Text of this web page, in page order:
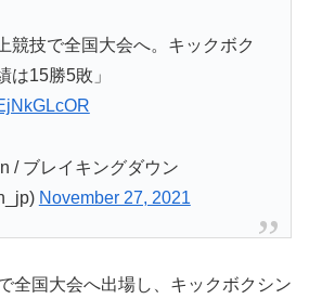
競技で全国大会へ。キックボク
は15勝5敗」
/ ブレイキングダウン
November 27, 2021
全国大会へ出場し、キックボクシン